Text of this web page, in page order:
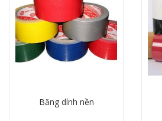
Băng dính nền